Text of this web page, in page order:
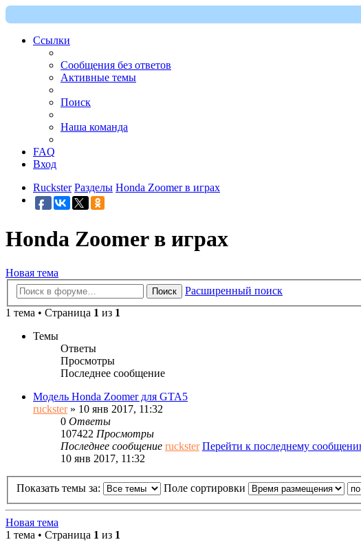
Ссылки
Сообщения без ответов
Активные темы
Поиск
Наша команда
FAQ
Вход
Ruckster Разделы Honda Zoomer в играх
Honda Zoomer в играх
Новая тема
Поиск
Расширенный поиск
1 тема • Страница 1 из 1
Темы
Ответы
Просмотры
Последнее сообщение
Модель Honda Zoomer для GTA5
ruckster» 10 янв 2017, 11:32
0 Ответы
107422 Просмотры
Последнее сообщение ruckster Перейти к последнему
10 янв 2017, 11:32
Показать темы за: Поле сортировки
Новая тема
1 тема • Страница 1 из 1